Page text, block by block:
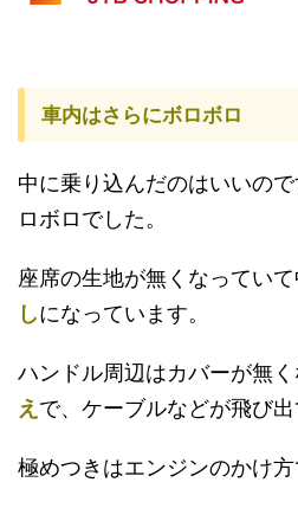
車内はさらにボロボロ
中に乗り込んだのはいいの
ロボロでした。
座席の生地が無くなってい
しになっています。
ハンドル周辺はカバーが無
え で、ケーブルなどが飛び出
極めつきはエンジンのかけ方